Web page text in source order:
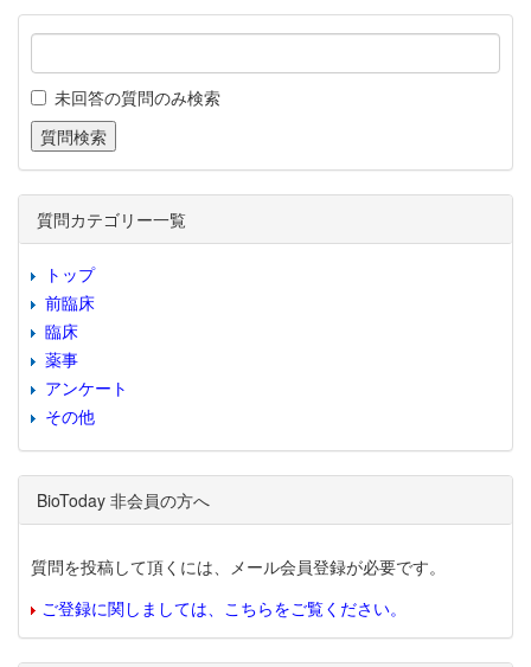
未回答の質問のみ検索
質問カテゴリー一覧
トップ
前臨床
臨床
薬事
アンケート
その他
BioToday 非会員の方へ
質問を投稿して頂くには、メール会員登録が必要です。
ご登録に関しましては、こちらをご覧ください。